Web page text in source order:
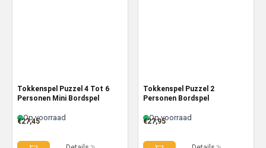
Tokkenspel Puzzel 4 Tot 6
Personen Mini Bordspel
Op voorraad
€27,45
Tokkenspel Puzzel 2
Personen Bordspel
Op voorraad
€27,95